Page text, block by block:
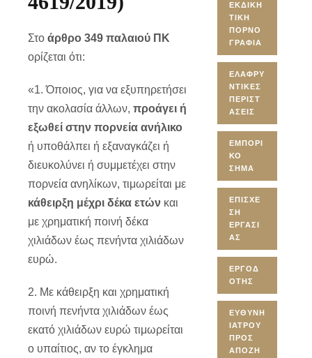
Στο άρθρο 349 παλαιού ΠΚ
ορίζεται ότι:
«1. Όποιος, για να εξυπηρετήσει
την ακολασία άλλων, προάγει ή
εξωθεί στην πορνεία ανήλικο
ή υποθάλπει ή εξαναγκάζει ή
διευκολύνει ή συμμετέχει στην
πορνεία ανηλίκων, τιμωρείται με
κάθειρξη μέχρι δέκα ετών και
με χρηματική ποινή δέκα
χιλιάδων έως πενήντα χιλιάδων
ευρώ.
2. Με κάθειρξη και χρηματική
ποινή πενήντα χιλιάδων έως
εκατό χιλιάδων ευρώ τιμωρείται
ο υπαίτιος, αν το έγκλημα
ΕΚΔΙΚΗ
ΤΙΚΉ
ΠΟΡΝΟ
ΓΡΑΦΊΑ
ΕΛΑΦΡΥ
ΝΤΙΚΈΣ
ΠΕΡΙΣΤ
ΆΣΕΙΣ
ΕΜΠΟΡΙ
ΚΌ
ΣΉΜΑ
ΕΠΊΣΧΕ
ΣΗ
ΕΡΓΑΣΊ
ΑΣ
ΕΡΓΟΔ
ΌΤΗΣ
ΕΥΘΎΝΗ
ΙΑΤΡΟΎ
ΠΡΟΣ
ΑΠΟΖΗ